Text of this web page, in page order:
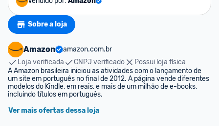
Sobre a loja
Amazon
amazon.com.br
Loja verificada
CNPJ verificado
Possui loja física
A Amazon brasileira iniciou as atividades com o lançamento de
um site em português no final de 2012. A página vende diferentes
modelos do Kindle, em reais, e mais de um milhão de e-books,
incluindo títulos em português.
Ver mais ofertas dessa loja